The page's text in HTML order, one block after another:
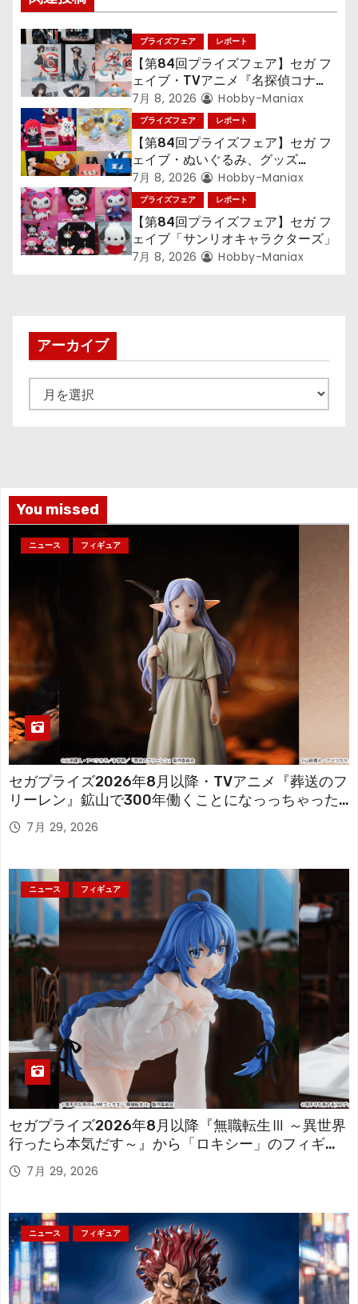
ー
シ
ョ
ン
プライズフェア レポート
【第84回プライズフェア】セガ フ
ェイブ・TVアニメ『名探偵コナ
ン』TVアニメ『呪術廻戦』『〈物
語〉シリーズ』「初音ミク」
7月 8, 2026 Hobby-Maniax
プライズフェア レポート
【第84回プライズフェア】セガ フ
ェイブ・ぬいぐるみ、グッズ
『LiSA』『ミニオン』『おさるの
ジョージ』『ポケットモンスター』
7月 8, 2026 Hobby-Maniax
プライズフェア レポート
【第84回プライズフェア】セガ フ
ェイブ「サンリオキャラクターズ」
7月 8, 2026 Hobby-Maniax
アーカイブ
ー
You missed
ニュース フィギュア
セガプライズ2026年8月以降・TVアニメ『葬送のフ
リーレン』鉱山で300年働くことになっっちゃった
「フリーレン」を立体化！
7月 29, 2026
ニュース フィギュア
セガプライズ2026年8月以降『無職転生Ⅲ ～異世界
行ったら本気だす～』から「ロキシー」のフィギュ
アが登場！
7月 29, 2026
ニュース フィギュア